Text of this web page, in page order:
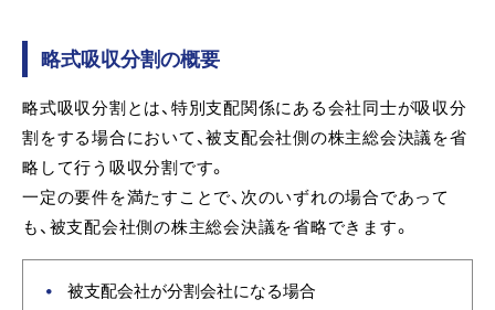
略式吸収分割の概要
略式吸収分割とは、特別支配関係にある会社同士が吸収分
割をする場合において、被支配会社側の株主総会決議を省
略して行う吸収分割です。
一定の要件を満たすことで、次のいずれの場合であって
も、被支配会社側の株主総会決議を省略できます。
被支配会社が分割会社になる場合